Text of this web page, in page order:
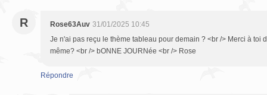
R Rose63Auv 31/01/2025 10:45
Je n'ai pas reçu le thème tableau pour demain ? <br /> Merci à toi
même? <br /> bONNE JOURNée <br /> Rose
Répondre